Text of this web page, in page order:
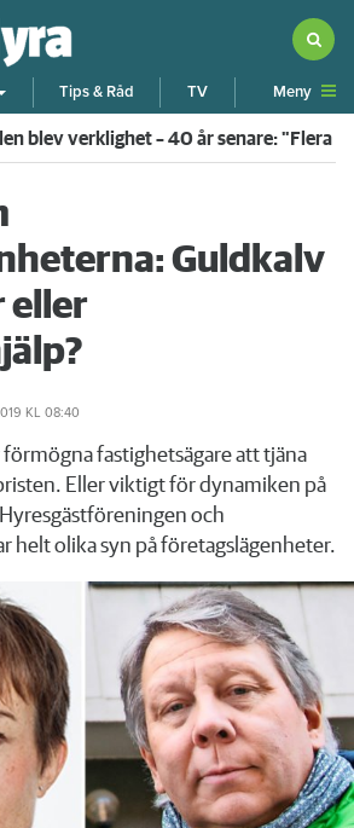
Tips & Råd TV Meny
blev verklighet – 40 år senare: "Flera
Guldkalv
eller
KL 08:40
förmögna fastighetsägare att tjäna
Eller viktigt för dynamiken på
och
helt olika syn på företagslägenheter.